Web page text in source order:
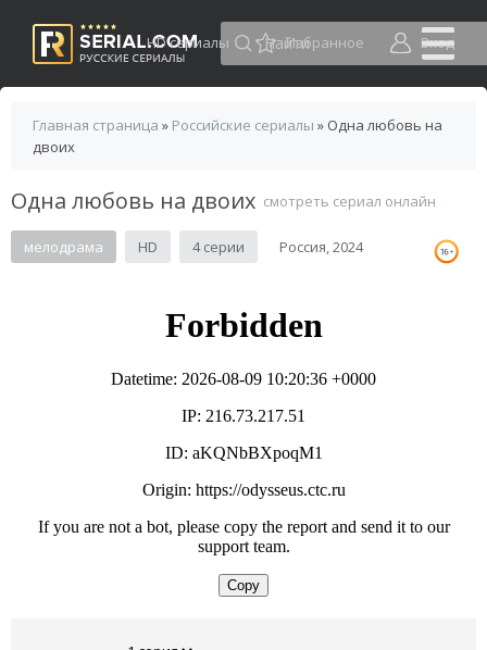
HD сериалы Избранное Вход
Главная страница » Российские сериалы » Одна любовь на
двоих
Одна любовь на двоих смотреть сериал онлайн
мелодрама HD 4 серии Россия, 2024